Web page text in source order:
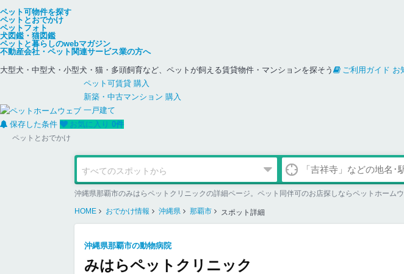
ペット可物件を探す
ペットとおでかけ
ペットフォト
犬図鑑・猫図鑑
ペットと暮らしのwebマガジン
不動産会社・ペット関連サービス業の方へ
大型犬・中型犬・小型犬・猫・多頭飼育など、ペットが飼える賃貸物件・マンションを探そう
ご利用ガイド お
ペット可賃貸 購入
新築・中古マンション 購入
一戸建て
保存した条件
お気に入り 0件
ペットとおでかけ
沖縄県那覇市のみはらペットクリニックの詳細ページ。ペット同伴可のお店探しならペットホーム
HOME おでかけ情報 沖縄県 那覇市 スポット詳細
沖縄県那覇市の動物病院
みはらペットクリニック